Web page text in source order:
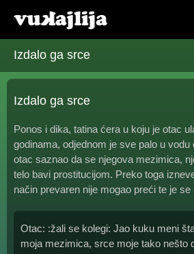
Izdalo ga srce
Izdalo ga srce
Ponos i dika, tatina ćera u koju je otac
godinama, odjednom je sve palo u vodu
otac saznao da se njegova mezimica,
telo bavi prostitucijom. Preko toga
način prevaren nije mogao preći te je
Otac: :žali se kolegi: Jao kuku meni
moja mezimica, srce moje tako nešto